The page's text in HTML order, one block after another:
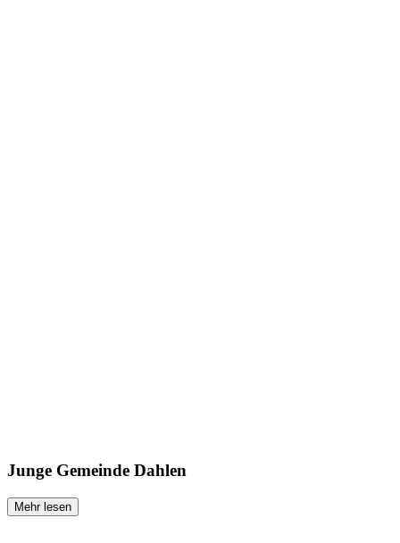
Junge Gemeinde Dahlen
Mehr lesen